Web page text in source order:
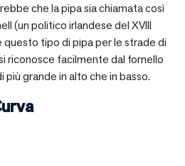
che la pipa sia chiamata così
(un politico irlandese del XVIII
tipo di pipa per le strade di
riconosce facilmente dal fornello
più grande in alto che in basso.